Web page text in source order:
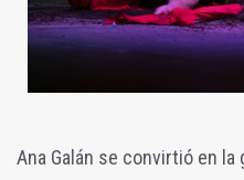
Ana Galán se convirtió en la